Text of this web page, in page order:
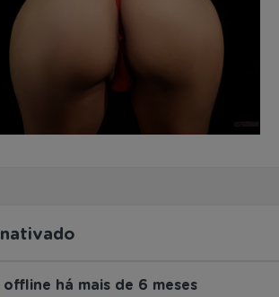
offline há mais de 6 meses